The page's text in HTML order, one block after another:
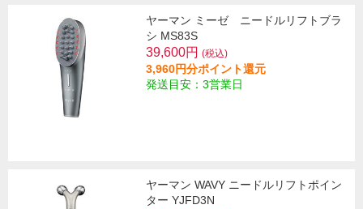
ヤーマン ミーゼ ニードルリフトブラ
シ MS83S
39,600円 (税込)
3,960円分ポイント還元
発送目安：3営業日
ヤーマン WAVY ニードルリフトポイン
ター YJFD3N